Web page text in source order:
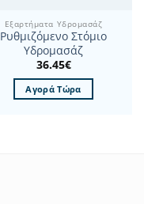
προϊόντος
Εξαρτήματα Υδρομασάζ
Ρυθμιζόμενο Στόμιο
Υδρομασάζ
36.45€
Αγορά Τώρα